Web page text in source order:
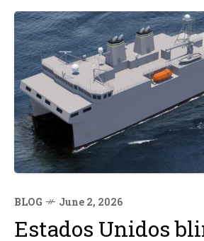
BLOG June 2, 2026
Estados Unidos